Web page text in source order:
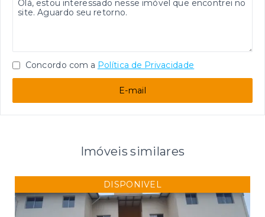
Concordo com a Política de Privacidade
E-mail
Imóveis similares
DISPONIVEL